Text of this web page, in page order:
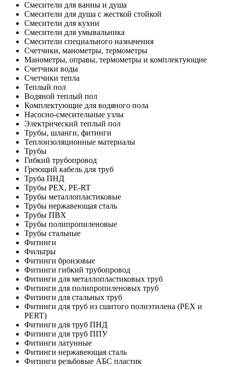
Смесители для ванны и душа
Смесители для душа с жесткой стойкой
Смесители для кухни
Смесители для умывальника
Смесители специального назначения
Счетчики, манометры, термометры
Манометры, оправы, термометры и комплектующие
Счетчики воды
Счетчики тепла
Теплый пол
Водяной теплый пол
Комплектующие для водяного пола
Насосно-смесительные узлы
Электрический теплый пол
Трубы, шланги, фитинги
Теплоизоляционные материалы
Трубы
Гибкий трубопровод
Греющий кабель для труб
Труба ПНД
Трубы PEX, PE-RT
Трубы металлопластиковые
Трубы нержавеющая сталь
Трубы ПВХ
Трубы полипропиленовые
Трубы стальные
Фитинги
Фильтры
Фитинги бронзовые
Фитинги гибкий трубопровод
Фитинги для металлопластиковых труб
Фитинги для полипропиленовых труб
Фитинги для стальных труб
Фитинги для труб из сшитого полиэтилена (PEX и
PERT)
Фитинги для труб ПНД
Фитинги для труб ППУ
Фитинги латунные
Фитинги нержавеющая сталь
Фитинги резьбовые АБС пластик